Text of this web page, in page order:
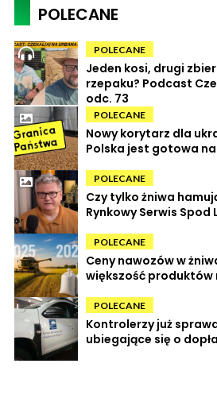
POLECANE
POLECANE
Jeden kosi, drugi
rzepaku? Podcast
odc. 73
POLECANE
Nowy korytarz dla
Polska jest gotowa
POLECANE
Czy tylko żniwa
Rynkowy Serwis Spod
POLECANE
Ceny nawozów w
większość produktów
POLECANE
Kontrolerzy już
ubiegające się o